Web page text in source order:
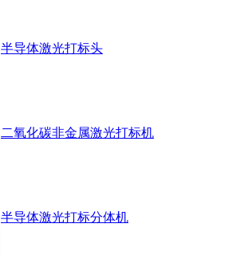
半导体激光打标头
二氧化碳非金属激光打标机
半导体激光打标分体机